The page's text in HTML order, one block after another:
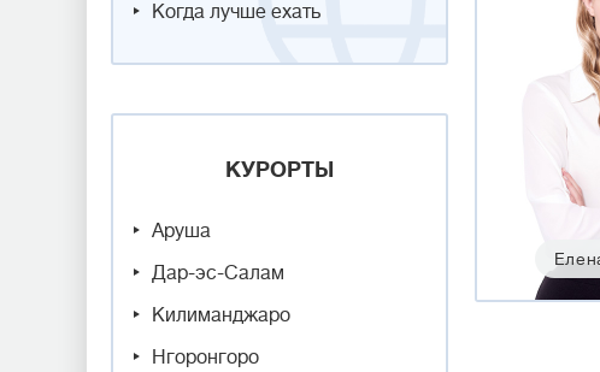
Когда лучше ехать
КУРОРТЫ
Аруша
Дар-эс-Салам
Килиманджаро
Нгоронгоро